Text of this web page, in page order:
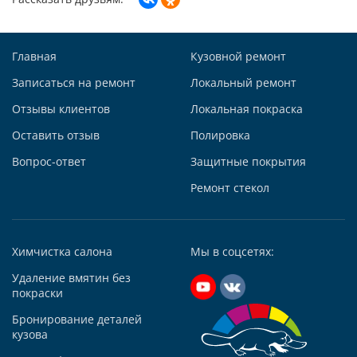
121059, г. Москва, ул. Киевская, д. 14, стр. 3
+7 (495) 927-56-51
Telegram
Заказать звонок
Построить маршрут
Главная
Записаться на ремонт
Отзывы клиентов
Оставить отзыв
Вопрос-ответ
Кузовной ремонт
Локальный ремонт
Локальная покраска
Полировка
Защитные покрытия
Ремонт стекол
Химчистка салона
Удаление вмятин без
покраски
Бронирование деталей
кузова
Мы в соцсетях: